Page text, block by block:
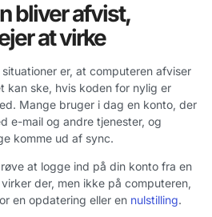
bliver afvist,
at virke
er, at computeren afviser
kan ske, hvis koden for nylig er
Mange bruger i dag en konto, der
e-mail og andre tjenester, og
komme ud af sync.
at logge ind på din konto fra en
der, men ikke på computeren,
en opdatering eller en nulstilling.